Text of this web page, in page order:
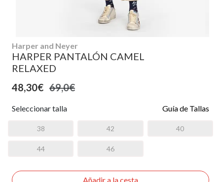
Harper and Neyer
HARPER PANTALÓN CAMEL
RELAXED
48,30€ 69,0€
Seleccionar talla Guía de Tallas
38 42 40
44 46